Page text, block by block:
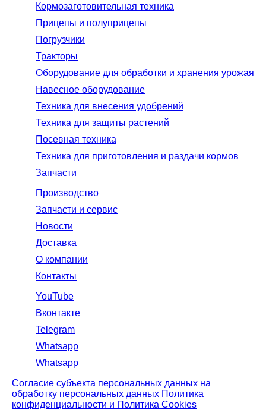
Кормозаготовительная техника
Прицепы и полуприцепы
Погрузчики
Тракторы
Оборудование для обработки и хранения урожая
Навесное оборудование
Техника для внесения удобрений
Техника для защиты растений
Посевная техника
Техника для приготовления и раздачи кормов
Запчасти
Производство
Запчасти и сервис
Новости
Доставка
О компании
Контакты
YouTube
Вконтакте
Telegram
Whatsapp
Whatsapp
Согласие субъекта персональных данных на
обработку персональных данных Политика
конфиденциальности и Политика Cookies